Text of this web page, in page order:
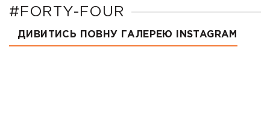
#FORTY-FOUR
ДИВИТИСЬ ПОВНУ ГАЛЕРЕЮ INSTAGRAM